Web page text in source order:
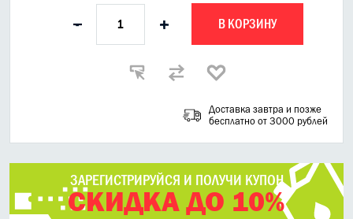
- + В КОРЗИНУ
Доставка завтра и позже
бесплатно от 3000 рублей
ЗАРЕГИСТРИРУЙСЯ И ПОЛУЧИ КУПОН
СКИДКА ДО 10%